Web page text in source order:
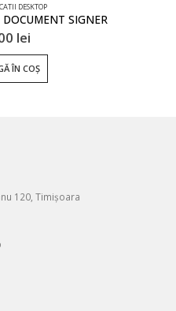
DESKTOP
SIGNER
lei
ÎN COȘ
120, Timișoara